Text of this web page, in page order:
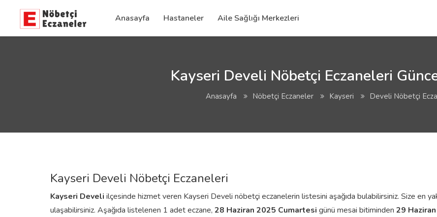
Anasayfa Hastaneler Aile Sağlığı Merkezleri
Kayseri Develi Nöbetçi Eczaneleri
Anasayfa Nöbetçi Eczaneler Kayseri Develi Nöbetçi
Kayseri Develi Nöbetçi Eczaneleri
Kayseri Develi ilçesinde hizmet veren Kayseri Develi nöbetçi eczanelerin listesini aşağıda bulabilirsiniz. Size en
ulaşabilirsiniz. Aşağıda listelenen 1 adet eczane, 28 Haziran 2025 Cumartesi günü mesai bitiminden 29